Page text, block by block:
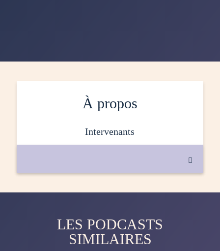
À propos
intervenants

LES PODCASTS
SIMILAIRES